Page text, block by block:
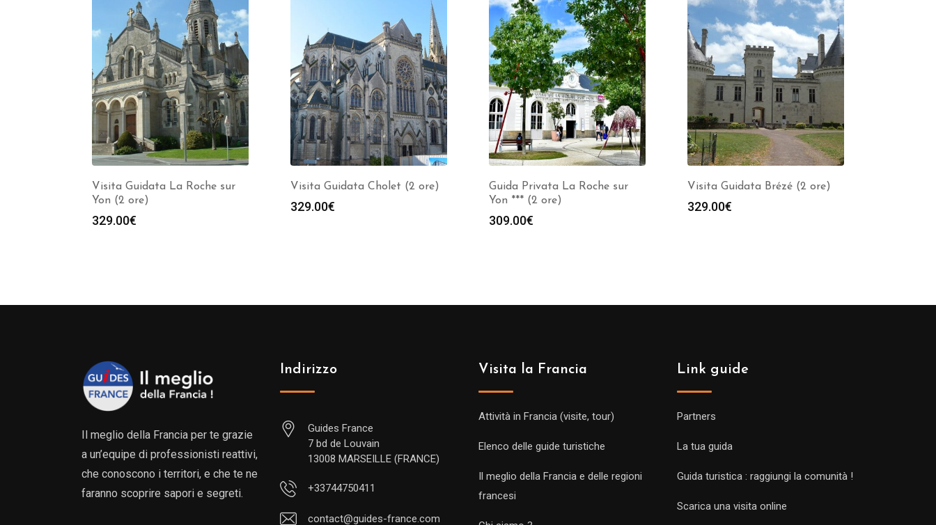
Visita Guidata La Roche sur
Yon (2 ore)
329.00€
Visita Guidata Cholet (2 ore)
329.00€
Guida Privata La Roche sur
Yon *** (2 ore)
309.00€
Visita Guidata Brézé (2 ore)
329.00€
Il meglio della Francia per te grazie
a un’equipe di professionisti reattivi,
che conoscono i territori, e che te ne
faranno scoprire sapori e segreti.
Indirizzo
Guides France
7 bd de Louvain
13008 MARSEILLE (FRANCE)
+33744750411
contact@guides-france.com
Visita la Francia
Attività in Francia (visite, tour)
Elenco delle guide turistiche
Il meglio della Francia e delle regioni
francesi
Link guide
Partners
La tua guida
Guida turistica : raggiungi la comunità !
Scarica una visita online